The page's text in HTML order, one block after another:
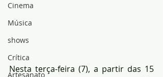
Cinema
Música
shows
Crítica
Artesanato
Nesta terça-feira (7), a partir das 15